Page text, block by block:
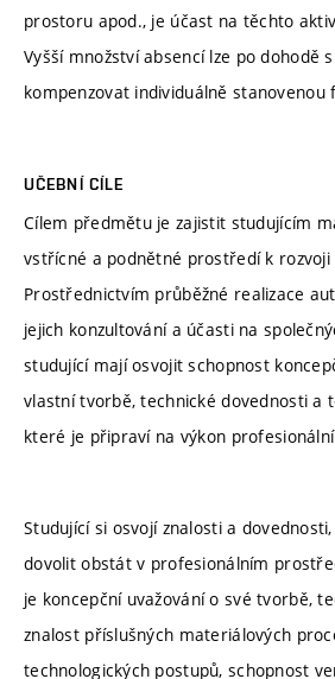
prostoru apod., je účast na těchto
Vyšší množství absencí lze po dohodě
kompenzovat individuálně stanovenou
UČEBNÍ CÍLE
Cílem předmětu je zajistit studujícím
vstřícné a podnětné prostředí k rozvoji
Prostřednictvím průběžné realizace
jejich konzultování a účasti na
studující mají osvojit schopnost
vlastní tvorbě, technické dovednosti a
které je připraví na výkon
Studující si osvojí znalosti a
dovolit obstát v profesionálním
je koncepční uvažování o své tvorbě,
znalost příslušných materiálových
technologických postupů, schopnost